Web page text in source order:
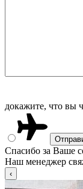
докажите, что вы
Спасибо за Ваше
Наш менеджер